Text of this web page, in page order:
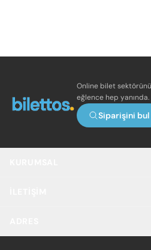
Online bilet
eğlence hep yanında.
Siparişini bul